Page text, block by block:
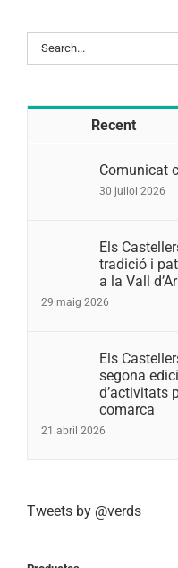
Search
for:
Recent
Comunicat
30 juliol 2026
Els
tradició i
a la Vall
29 maig 2026
Els
segona
d’activitats
comarca
21 abril 2026
Tweets by @verds